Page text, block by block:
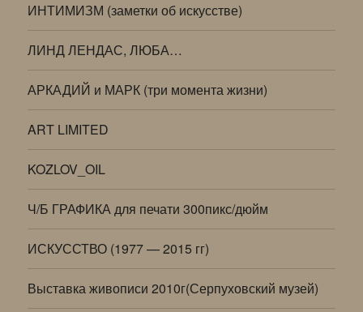
ИНТИМИЗМ (заметки об искусстве)
ЛИНД ЛЕНДАС, ЛЮБА…
АРКАДИЙ и МАРК (три момента жизни)
ART LIMITED
KOZLOV_OIL
Ч/Б ГРАФИКА для печати 300пикс/дюйм
ИСКУССТВО (1977 — 2015 гг)
Выставка живописи 2010г(Серпуховский музей)